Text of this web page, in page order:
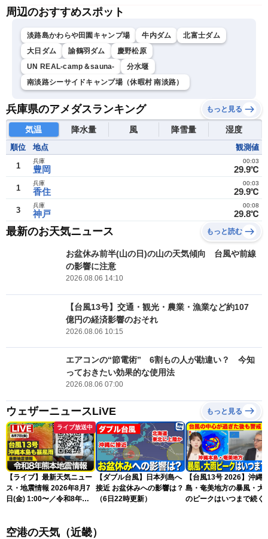
周辺のおすすめスポット
淡路島かわらや田園キャンプ場 牛内ダム
北富士ダム
大日ダム
諭鶴羽ダム
慶野松原
UN REAL-camp＆sauna-
分水堰
南淡路シーサイドキャンプ場（休暇村 南淡路）
兵庫県のアメダスランキング もっと見る
気温 降水量 風 降雪量 湿度
順位 地点 観測値
1 豊岡
兵庫
29.9℃
00:03
1 香住
兵庫
29.9℃
00:03
3 神戸
兵庫
29.8℃
00:08
最新のお天気ニュース もっと読む
お盆休み前半(山の日)の山の天気傾向 台風や前線
の影響に注意
2026.08.06 14:10
【台風13号】交通・観光・農業・漁業など約107
億円の経済影響のおそれ
2026.08.06 10:15
エアコンの“節電術” 6割もの人が勘違い？ 今知
っておきたい効果的な使用法
2026.08.06 07:00
ウェザーニュースLiVE もっと見る
ライブ放送中
【ライブ】最新天気ニュー
ス・地震情報 2026年8月7
日(金) 1:00〜／令和8年熊
スLiVE〉
【ダブル台風】日本列島へ
接近 お盆休みへの影響は？
（6日22時更新）
【台風13号 2026】沖縄
島・奄美地方の暴風・大
のピークはいつまで続く
空港の天気（近畿）